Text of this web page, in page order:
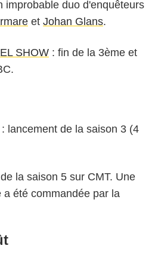
improbable duo d'enquêteurs
et Johan Glans.
SHOW : fin de la 3ème et
: lancement de la saison 3 (4
la saison 5 sur CMT. Une
été commandée par la